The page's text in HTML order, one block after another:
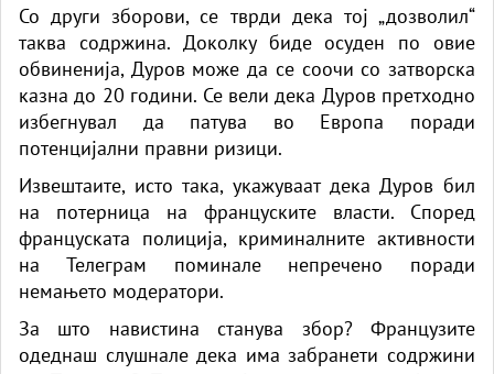
Со други зборови, се тврди дека тој „дозволил“
таква содржина. Доколку биде осуден по овие
обвиненија, Дуров може да се соочи со затворска
казна до 20 години. Се вели дека Дуров претходно
избегнувал да патува во Европа поради
потенцијални правни ризици.
Извештаите, исто така, укажуваат дека Дуров бил
на потерница на француските власти. Според
француската полиција, криминалните активности
на Телеграм поминале непречено поради
немањето модератори.
За што навистина станува збор? Французите
одеднаш слушнале дека има забранети содржини